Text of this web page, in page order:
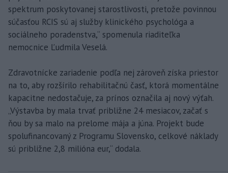
spektrum poskytovanej starostlivosti, pretože povinnou
súčasťou RCIS sú aj služby klinického psychológa a
sociálneho poradenstva,“ spomenula riaditeľka
nemocnice Ľudmila Veselá.
Zdravotnícke zariadenie podľa nej zároveň získa priestor
na to, aby rozšírilo rehabilitačnú časť, ktorá momentálne
kapacitne nedostačuje, za prínos označila aj nový výťah.
„Výstavba by mala trvať približne 24 mesiacov, začať s
ňou by sa malo na prelome mája a júna. Projekt bude
spolufinancovaný z Programu Slovensko, celkové náklady
sú približne 2,8 milióna eur,“ dodala.